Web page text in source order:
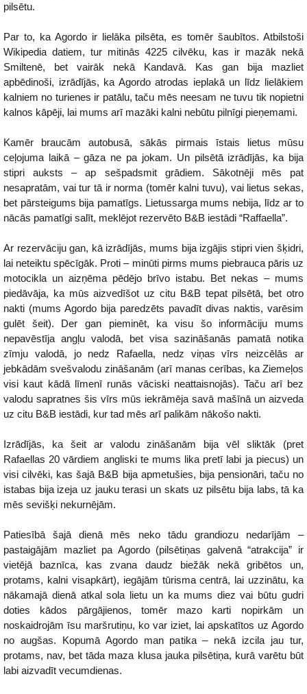
pilsētu.
Par to, ka Agordo ir lielāka pilsēta, es tomēr šaubītos. Atbilstoši
Wikipedia datiem, tur mitinās 4225 cilvēku, kas ir mazāk nekā
Smiltenē, bet vairāk nekā Kandavā. Kas gan bija mazliet
apbēdinoši, izrādījās, ka Agordo atrodas ieplakā un līdz lielākiem
kalniem no turienes ir patālu, taču mēs neesam ne tuvu tik nopietni
kalnos kāpēji, lai mums arī mazāki kalni nebūtu pilnīgi pieņemami.
Kamēr braucām autobusā, sākās pirmais īstais lietus mūsu
ceļojuma laikā – gāza ne pa jokam. Un pilsētā izrādījās, ka bija
stipri auksts – ap sešpadsmit grādiem. Sākotnēji mēs pat
nesapratām, vai tur tā ir norma (tomēr kalni tuvu), vai lietus sekas,
bet pārsteigums bija pamatīgs. Lietussarga mums nebija, līdz ar to
nācās pamatīgi salīt, meklējot rezervēto B&B iestādi “Raffaella”.
Ar rezervāciju gan, kā izrādījās, mums bija izgājis stipri vien šķidri,
lai neteiktu spēcīgāk. Proti – minūti pirms mums piebrauca pāris uz
motocikla un aizņēma pēdējo brīvo istabu. Bet nekas – mums
piedāvāja, ka mūs aizvedīšot uz citu B&B tepat pilsētā, bet otro
nakti (mums Agordo bija paredzēts pavadīt divas naktis, varēsim
gulēt šeit). Der gan pieminēt, ka visu šo informāciju mums
nepavēstīja angļu valodā, bet visa sazināšanās pamatā notika
zīmju valodā, jo nedz Rafaella, nedz viņas vīrs neizcēlās ar
jebkādām svešvalodu zināšanām (arī manas cerības, ka Ziemeļos
visi kaut kādā līmenī runās vāciski neattaisnojās). Taču arī bez
valodu sapratnes šis vīrs mūs iekrāmēja savā mašīnā un aizveda
uz citu B&B iestādi, kur tad mēs arī palikām nākošo nakti.
Izrādījās, ka šeit ar valodu zināšanām bija vēl sliktāk (pret
Rafaellas 20 vārdiem angliski te mums lika pretī labi ja piecus) un
visi cilvēki, kas šajā B&B bija apmetušies, bija pensionāri, taču no
istabas bija izeja uz jauku terasi un skats uz pilsētu bija labs, tā ka
mēs sevišķi nekurnējām.
Patiesībā šajā dienā mēs neko tādu grandiozu nedarījām –
pastaigājām mazliet pa Agordo (pilsētiņas galvenā “atrakcija” ir
vietējā baznīca, kas zvana daudz biežāk nekā gribētos un,
protams, kalni visapkārt), iegājām tūrisma centrā, lai uzzinātu, ka
nākamajā dienā atkal sola lietu un ka mums diez vai būtu gudri
doties kādos pārgājienos, tomēr mazo karti nopirkām un
noskaidrojām īsu maršrutiņu, ko var iziet, lai apskatītos uz Agordo
no augšas. Kopumā Agordo man patika – nekā izcila jau tur,
protams, nav, bet tāda maza klusa jauka pilsētiņa, kurā varētu būt
labi aizvadīt vecumdienas.